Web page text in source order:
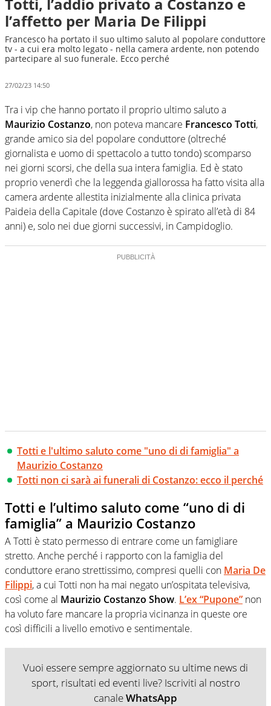
l’affetto per Maria De Filippi
Francesco ha portato il suo ultimo saluto al popolare conduttore
tv - a cui era molto legato - nella camera ardente, non potendo
partecipare al suo funerale. Ecco perché
27/02/23 14:50
Tra i vip che hanno portato il proprio ultimo saluto a
Maurizio Costanzo, non poteva mancare Francesco Totti,
grande amico sia del popolare conduttore (oltreché
giornalista e uomo di spettacolo a tutto tondo) scomparso
nei giorni scorsi, che della sua intera famiglia. Ed è stato
proprio venerdì che la leggenda giallorossa ha fatto visita alla
camera ardente allestita inizialmente alla clinica privata
Paideia della Capitale (dove Costanzo è spirato all’età di 84
anni) e, solo nei due giorni successivi, in Campidoglio.
Totti e l'ultimo saluto come "uno di di famiglia" a
Maurizio Costanzo
Totti non ci sarà ai funerali di Costanzo: ecco il perché
Totti e l’ultimo saluto come “uno di di
famiglia” a Maurizio Costanzo
A Totti è stato permesso di entrare come un famigliare
stretto. Anche perché i rapporto con la famiglia del
conduttore erano strettissimo, compresi quelli con Maria De
Filippi, a cui Totti non ha mai negato un’ospitata televisiva,
così come al Maurizio Costanzo Show. L’ex “Pupone” non
ha voluto fare mancare la propria vicinanza in queste ore
così difficili a livello emotivo e sentimentale.
Vuoi essere sempre aggiornato su ultime news di
sport, risultati ed eventi live? Iscriviti al nostro
canaleWhatsApp